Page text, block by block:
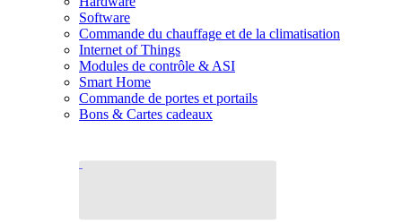
Software
Commande du chauffage et de la climatisation
Internet of Things
Modules de contrôle & ASI
Smart Home
Commande de portes et portails
Bons & Cartes cadeaux